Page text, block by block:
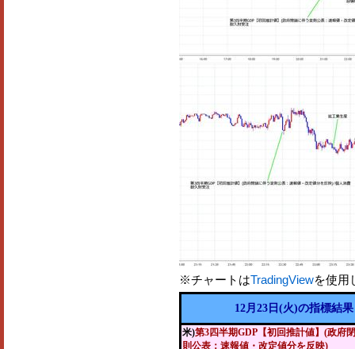
※チャートはTradingViewを使用
12月23日(火)の指標結果
米)第3四半期GDP【初回推計値】(政府
則公表：速報値・改定値分を反映)